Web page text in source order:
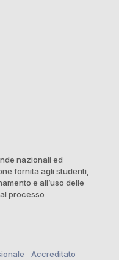
nazionali ed
fornita agli studenti,
e all’uso delle
processo
Accreditato